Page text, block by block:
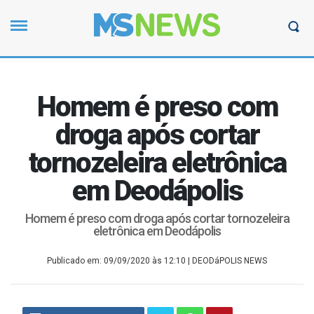
Homem é preso com
droga após cortar
tornozeleira eletrônica
em Deodápolis
Homem é preso com droga após cortar tornozeleira
eletrônica em Deodápolis
Publicado em: 09/09/2020 às 12:10 | DEODáPOLIS NEWS